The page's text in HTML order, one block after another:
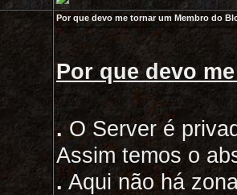
Por que devo me tornar um Membro do
Por que devo
.O Server é
Assim temos o
. Aqui não há